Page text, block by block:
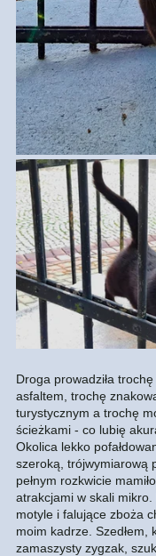
Droga prowadziła
asfaltem, trochę
turystycznym a trochę
ścieżkami - co lubię
Okolica lekko
szeroką, trójwymiarową
pełnym rozkwicie
atrakcjami w skali mikro.
motyle i falujące zboża
moim kadrze. Szedłem,
zamaszysty zygzak,